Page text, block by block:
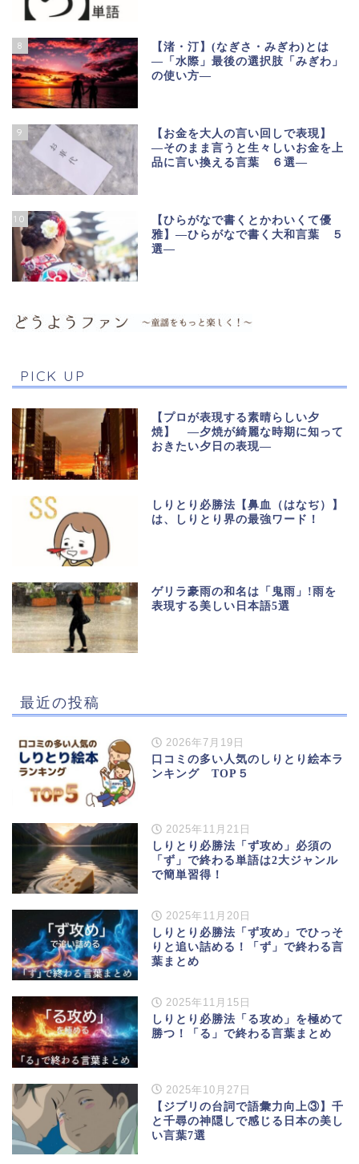
8
【渚・汀】(なぎさ・みぎわ)とは
―「水際」最後の選択肢「みぎわ」
の使い方―
9
【お金を大人の言い回しで表現】
―そのまま言うと生々しいお金を上
品に言い換える言葉 ６選―
10
【ひらがなで書くとかわいくて優
雅】―ひらがなで書く大和言葉 ５
選―
PICK UP
【プロが表現する素晴らしい夕
焼】 ―夕焼が綺麗な時期に知って
おきたい夕日の表現―
しりとり必勝法【鼻血（はなぢ）】
は、しりとり界の最強ワード！
ゲリラ豪雨の和名は「鬼雨」!雨を
表現する美しい日本語5選
最近の投稿
2026年7月19日
口コミの多い人気のしりとり絵本ラ
ンキング TOP５
2025年11月21日
しりとり必勝法「ず攻め」必須の
「ず」で終わる単語は2大ジャンル
で簡単習得！
2025年11月20日
しりとり必勝法「ず攻め」でひっそ
りと追い詰める！「ず」で終わる言
葉まとめ
2025年11月15日
しりとり必勝法「る攻め」を極めて
勝つ！「る」で終わる言葉まとめ
2025年10月27日
【ジブリの台詞で語彙力向上③】千
と千尋の神隠しで感じる日本の美し
い言葉7選